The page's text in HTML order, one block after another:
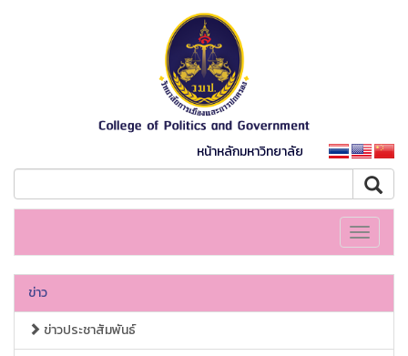
หน้าหลักมหาวิทยาลัย
Toggle
ข่าว
ข่าวประชาสัมพันธ์